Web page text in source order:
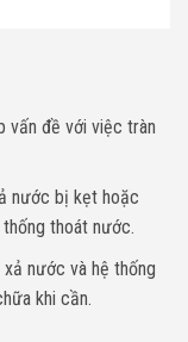
vấn đề với việc tràn
nước bị kẹt hoặc
thoát nước.
nước và hệ thống
khi cần.